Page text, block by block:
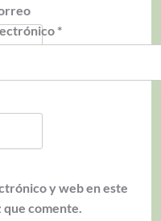
*
y web en este
que comente.